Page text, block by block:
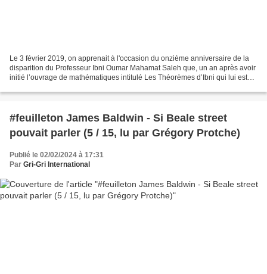
Le 3 février 2019, on apprenait à l'occasion du onzième anniversaire de la
disparition du Professeur Ibni Oumar Mahamat Saleh que, un an après avoir
initié l’ouvrage de mathématiques intitulé Les Théorèmes d’Ibni qui lui est
#feuilleton James Baldwin - Si Beale street
pouvait parler (5 / 15, lu par Grégory Protche)
Publié le 02/02/2024 à 17:31
Par Gri-Gri International